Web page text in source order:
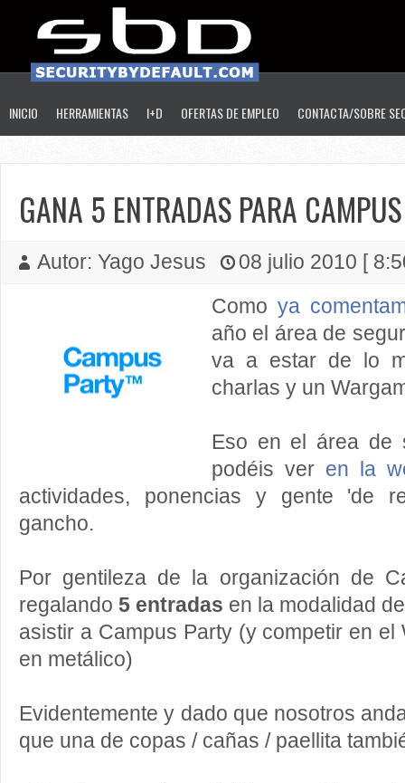
INICIO HERRAMIENTAS I+D OFERTAS DE EMPLEO CONTACTA/SOBRE
GANA 5 ENTRADAS PARA
Autor: Yago Jesus
08 julio 2010 [
Como ya
año el área de
va a estar de lo
charlas y un
Eso en el área de
podéis ver en la
actividades, ponencias y gente 'de
gancho.
Por gentileza de la organización de
regalando 5 entradas en la modalidad
asistir a Campus Party (y competir en el
en metálico)
Evidentemente y dado que nosotros
que una de copas / cañas / paellita